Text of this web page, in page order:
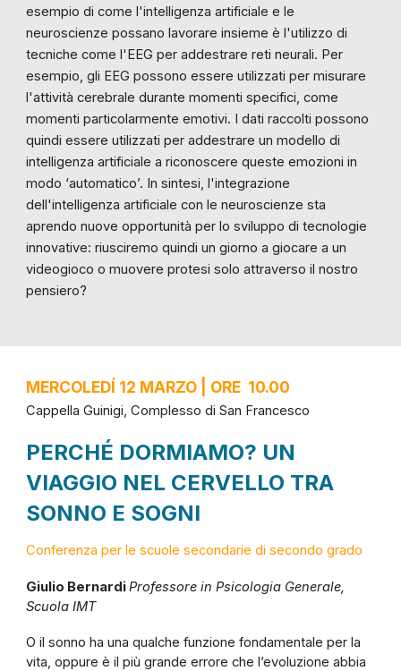
esempio di come l'intelligenza artificiale e le
neuroscienze possano lavorare insieme è l'utilizzo di
tecniche come l'EEG per addestrare reti neurali. Per
esempio, gli EEG possono essere utilizzati per misurare
l'attività cerebrale durante momenti specifici, come
momenti particolarmente emotivi. I dati raccolti possono
quindi essere utilizzati per addestrare un modello di
intelligenza artificiale a riconoscere queste emozioni in
modo ‘automatico’. In sintesi, l'integrazione
dell'intelligenza artificiale con le neuroscienze sta
aprendo nuove opportunità per lo sviluppo di tecnologie
innovative: riusciremo quindi un giorno a giocare a un
videogioco o muovere protesi solo attraverso il nostro
pensiero?
MERCOLEDÍ 12 MARZO | ORE 10.00
Cappella Guinigi, Complesso di San Francesco
PERCHÉ DORMIAMO? UN
VIAGGIO NEL CERVELLO TRA
SONNO E SOGNI
Conferenza per le scuole secondarie di secondo grado
Giulio BernardiProfessore inPsicologia Generale,
Scuola IMT
O il sonno ha una qualche funzione fondamentale per la
vita, oppure è il più grande errore che l’evoluzione abbia